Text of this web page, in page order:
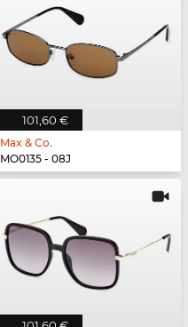
101,60 €
Max & Co.
MO0135 - 08J